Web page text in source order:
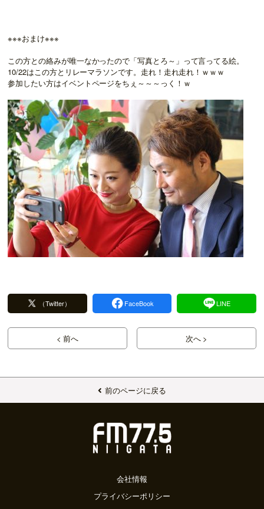
※※※おまけ※※※
この方との絡みが唯一なかったので「写真とろ～」って言ってる絵。
10/22はこの方とリレーマラソンです。走れ！走れ走れ！ｗｗｗ
参加したい方はイベントページをちぇ～～～っく！ｗ
（Twitter） FaceBook LINE
< 前へ 次へ >
前のページに戻る
会社情報
プライバシーポリシー